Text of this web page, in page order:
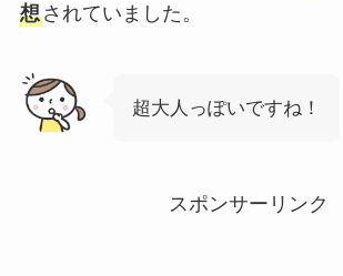
想されていました。
超大人っぽいですね！
スポンサーリンク